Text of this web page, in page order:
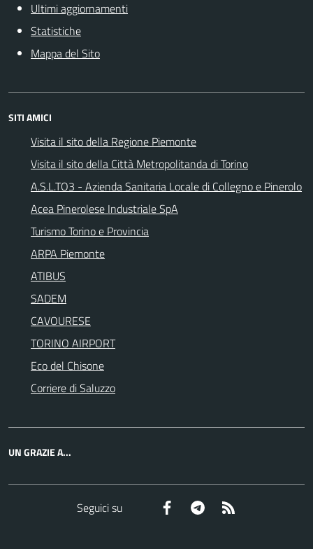
Ultimi aggiornamenti
Statistiche
Mappa del Sito
SITI AMICI
Visita il sito della Regione Piemonte
Visita il sito della Città Metropolitanda di Torino
A.S.L.TO3 - Azienda Sanitaria Locale di Collegno e Pinerolo
Acea Pinerolese Industriale SpA
Turismo Torino e Provincia
ARPA Piemonte
ATIBUS
SADEM
CAVOURESE
TORINO AIRPORT
Eco del Chisone
Corriere di Saluzzo
UN GRAZIE A...
Seguici su Facebook Telegram